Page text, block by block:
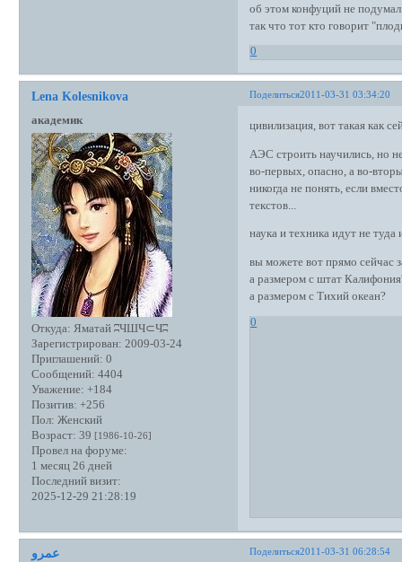
об этом конфуций не подумал
так что тот кто говорит
0
Поделиться2011-03-31 03:34:20
Lena Kolesnikova
академик
Откуда: Яматай ʭЧШЧ⊂Чʭ
Зарегистрирован: 2009-03-24
Приглашений: 0
Сообщений: 4404
Уважение: +184
Позитив: +256
Пол: Женский
Возраст: 39 [1986-10-26]
Провел на форуме:
1 месяц 26 дней
Последний визит:
2025-12-29 21:28:19
цивилизация, вот такая как
АЭС строить научились, но
во-первых, опасно, а во-
никогда не понять, если
текстов...
наука и техника идут не туда
вы можете вот прямо сейчас
а размером с штат
а размером с Тихий океан?
0
Поделиться2011-03-31 06:28:54 عمرو